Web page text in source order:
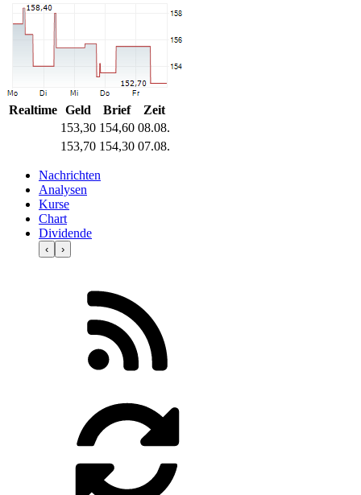
Realtime Geld Brief
Zeit
153,30 154,60 08.08.
153,70 154,30 07.08.
Nachrichten
Analysen
Kurse
Chart
Dividende
‹ ›